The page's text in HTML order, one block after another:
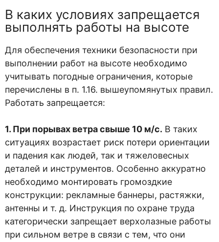
В каких условиях запрещается
выполнять работы на высоте
Для обеспечения техники безопасности при
выполнении работ на высоте необходимо
учитывать погодные ограничения, которые
перечислены в п. 1.16. вышеупомянутых правил.
Работать запрещается:
1. При порывах ветра свыше 10 м/с. В таких
ситуациях возрастает риск потери ориентации
и падения как людей, так и тяжеловесных
деталей и инструментов. Особенно аккуратно
необходимо монтировать громоздкие
конструкции: рекламные баннеры, растяжки,
антенны и т. д. Инструкция по охране труда
категорически запрещает верхолазные работы
при сильном ветре в связи с тем, что они